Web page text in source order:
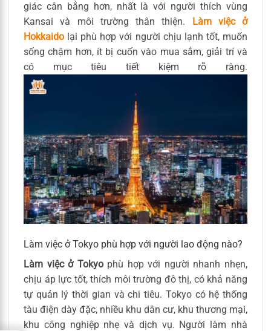
giác cân bằng hơn, nhất là với người thích vùng
Kansai và môi trường thân thiện.
Làm việc ở
Hokkaido lại phù hợp với người chịu lạnh tốt, muốn
sống chậm hơn, ít bị cuốn vào mua sắm, giải trí và
có mục tiêu tiết kiệm rõ ràng.
Làm việc ở Tokyo phù hợp với người lao động nào?
Làm việc ở Tokyophù hợp với người nhanh nhẹn,
chịu áp lực tốt, thích môi trường đô thị, có khả năng
tự quản lý thời gian và chi tiêu. Tokyo có hệ thống
tàu điện dày đặc, nhiều khu dân cư, khu thương mại,
khu công nghiệp nhẹ và dịch vụ. Người làm nhà